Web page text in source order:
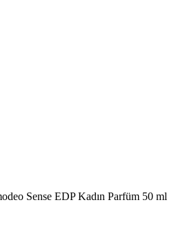
Sense EDP Kadın Parfüm 50 ml